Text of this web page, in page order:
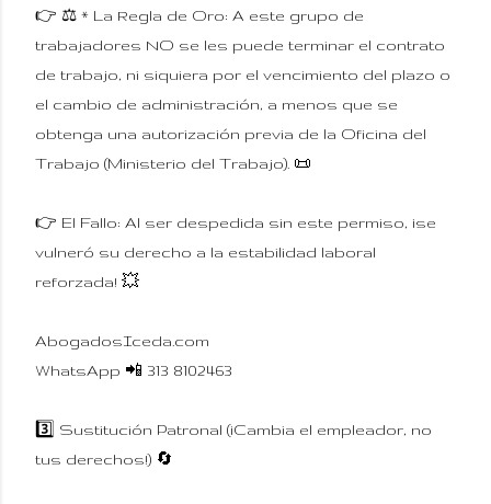
👉 ⚖️ * La Regla de Oro: A este grupo de
trabajadores NO se les puede terminar el contrato
de trabajo, ni siquiera por el vencimiento del plazo o
el cambio de administración, a menos que se
obtenga una autorización previa de la Oficina del
Trabajo (Ministerio del Trabajo). 📜
👉 El Fallo: Al ser despedida sin este permiso, ¡se
vulneró su derecho a la estabilidad laboral
reforzada! 💥
AbogadosIceda.com
WhatsApp 📲 313 8102463
3️⃣ Sustitución Patronal (¡Cambia el empleador, no
tus derechos!) 🔄